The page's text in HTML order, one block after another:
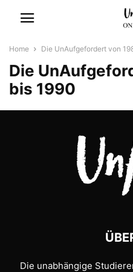
Home Die UnAufgefordert von
Die
bis 1990
Die unabhängige